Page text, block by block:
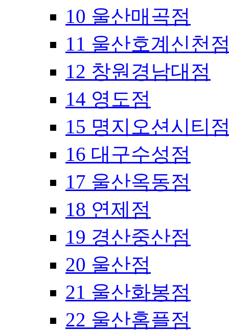
10 울산매곡점
11 울산호계신천
12 창원경남대점
14 영도점
15 명지오션시티
16 대구수성점
17 울산옥동점
18 연제점
19 경산중산점
20 울산점
21 울산화봉점
22 울산홈플점